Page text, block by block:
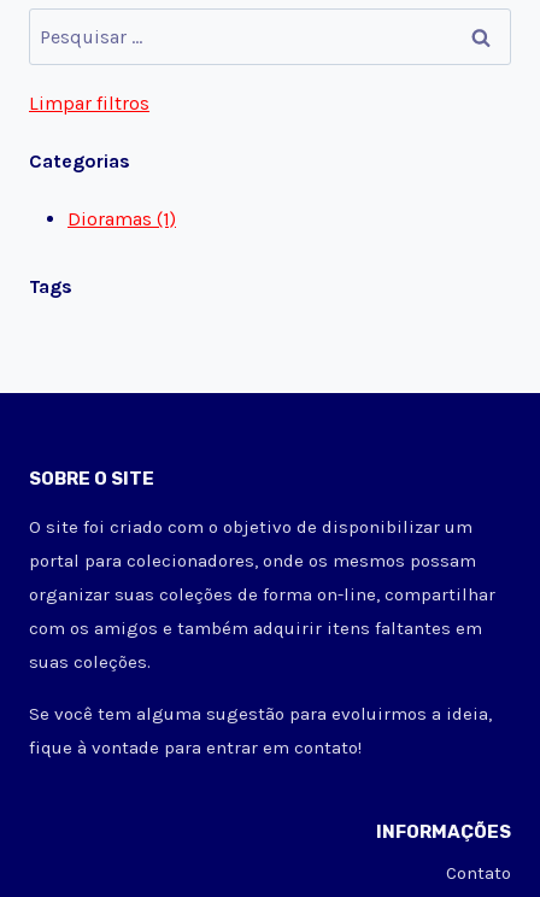
Pesquisar
por:
Limpar filtros
Categorias
Dioramas (1)
Tags
SOBRE O SITE
O site foi criado com o objetivo de disponibilizar um
portal para colecionadores, onde os mesmos possam
organizar suas coleções de forma on-line, compartilhar
com os amigos e também adquirir itens faltantes em
suas coleções.
Se você tem alguma sugestão para evoluirmos a ideia,
fique à vontade para entrar em contato!
INFORMAÇÕES
Contato